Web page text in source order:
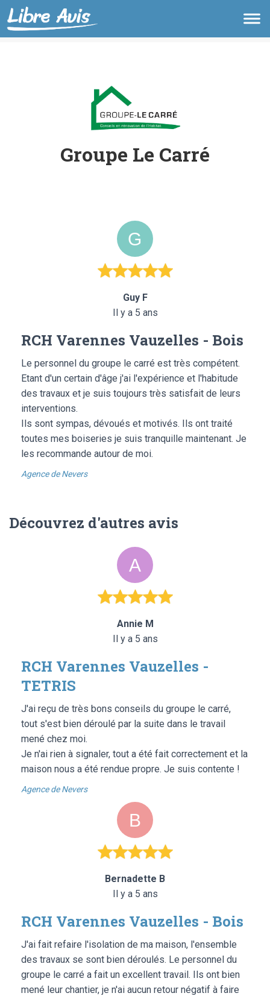
Groupe Le Carré
Guy F
Il y a 5 ans
RCH Varennes Vauzelles - Bois
Le personnel du groupe le carré est très compétent.
Etant d'un certain d'âge j'ai l'expérience et l'habitude
des travaux et je suis toujours très satisfait de leurs
interventions.
Ils sont sympas, dévoués et motivés. Ils ont traité
toutes mes boiseries je suis tranquille maintenant. Je
les recommande autour de moi.
Agence de Nevers
Découvrez d'autres avis
Annie M
Il y a 5 ans
RCH Varennes Vauzelles -
TETRIS
J'ai reçu de très bons conseils du groupe le carré,
tout s'est bien déroulé par la suite dans le travail
mené chez moi.
Je n'ai rien à signaler, tout a été fait correctement et la
maison nous a été rendue propre. Je suis contente !
Agence de Nevers
Bernadette B
Il y a 5 ans
RCH Varennes Vauzelles - Bois
J'ai fait refaire l'isolation de ma maison, l'ensemble
des travaux se sont bien déroulés. Le personnel du
groupe le carré a fait un excellent travail. Ils ont bien
mené leur chantier, je n'ai aucun retour négatif à faire